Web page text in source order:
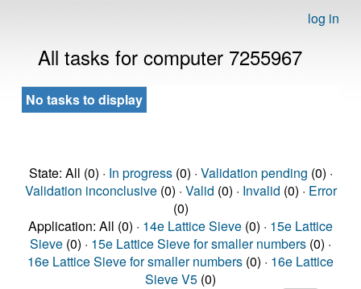
log in
All tasks for computer 7255967
No tasks to display
State: All (0) · In progress(0) · Validation pending (0) ·
Validation inconclusive(0) · Valid (0) · Invalid (0) · Error
(0)
Application: All (0) · 14e Lattice Sieve (0) · 15e Lattice
Sieve (0) · 15e Lattice Sieve for smaller numbers (0) ·
16e Lattice Sieve for smaller numbers (0) · 16e Lattice
Sieve V5 (0)